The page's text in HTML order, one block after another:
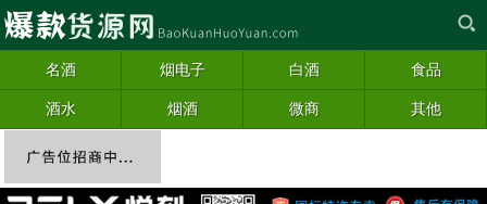
名酒 烟电子 白酒 食品
酒水 烟酒 微商 其他